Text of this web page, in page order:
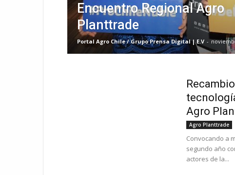
Encuentro Regional Agro
Planttrade
Portal Agro Chile / Grupo Prensa Digital | E.V -
Agro
Agro Planttrade
Convocando a
segundo año
actores de la...